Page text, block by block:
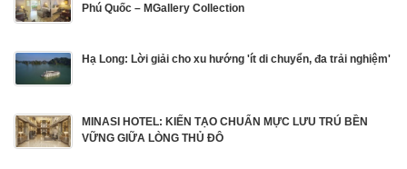
Phú Quốc – MGallery Collection
Hạ Long: Lời giải cho xu hướng 'ít di chuyển, đa trải nghiệm'
MINASI HOTEL: KIẾN TẠO CHUẨN MỰC LƯU TRÚ BỀN
VỮNG GIỮA LÒNG THỦ ĐÔ